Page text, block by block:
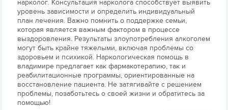
нарколог. Консультация нарколога способствует выявить
уровень зависимости и определить индивидуальный
план лечения. Важно помнить о поддержке семьи,
которая является важным фактором в процессе
выздоровления. Результаты злоупотребления алкоголем
могут быть крайне тяжелыми, включая проблемы со
здоровьем и психикой. Наркологическая помощь в
владимире предлагает как фармакотерапию, так и
реабилитационные программы, ориентированные на
восстановление пациента. Не затягивайте с решением
проблемы, позаботьтесь о своей жизни и обратитесь за
помощью!